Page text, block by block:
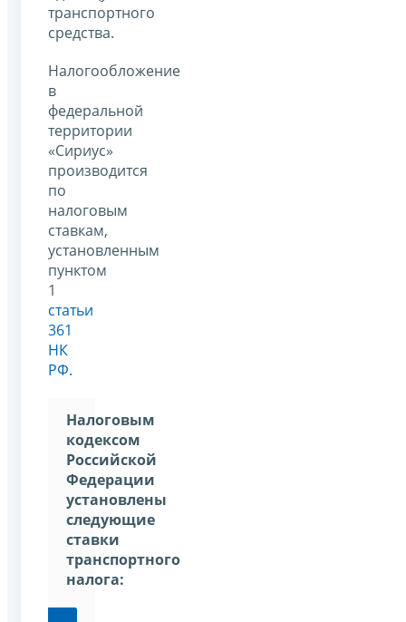
транспортного
средства.
Налогообложение
в
федеральной
территории
«Сириус»
производится
по
налоговым
ставкам,
установленным
пунктом
1
статьи
361
НК
РФ.
Налоговым
кодексом
Российской
Федерации
установлены
следующие
ставки
транспортного
налога: